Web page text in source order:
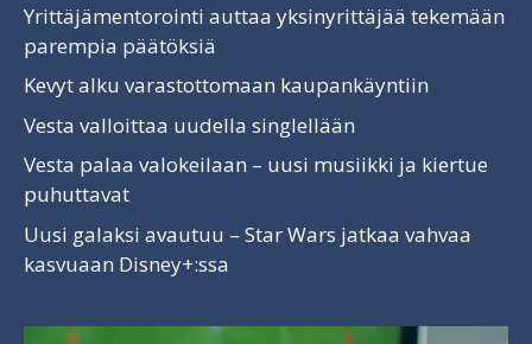
Yrittäjämentorointi auttaa yksinyrittäjää tekemään
parempia päätöksiä
Kevyt alku varastottomaan kaupankäyntiin
Vesta valloittaa uudella singlellään
Vesta palaa valokeilaan – uusi musiikki ja kiertue
puhuttavat
Uusi galaksi avautuu – Star Wars jatkaa vahvaa
kasvuaan Disney+:ssa